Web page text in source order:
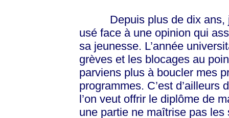
Depuis plus de dix ans,
usé face à une opinion qui
sa jeunesse. L’année
grèves et les blocages au
parviens plus à boucler mes
programmes. C’est
l’on veut offrir le diplôme de
une partie ne maîtrise pas